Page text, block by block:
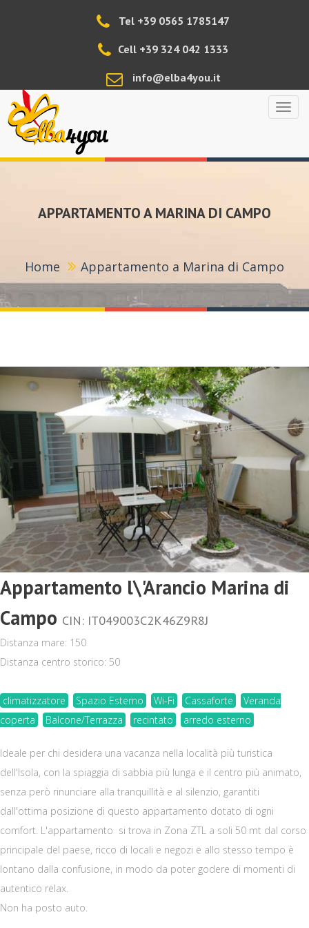
Tel +39 0565 1785147
Cell +39 324 042 1333
info@elba4you.it
APPARTAMENTO A MARINA DI CAMPO
Home Appartamento a Marina di Campo
Appartamento l\'Arancio Marina di
Campo CIN: IT049003C2K46Z9R8J
Distanza mare: 150
Distanza centro storico: 50
climatizzatore Spazio Esterno Wi-Fi Cassaforte
Veranda
coperta
Balcone/Terrazza recintato arredo esterno
Ideale per chi desidera una vacanza nella località più turistica
dell'Isola, con la spiaggia di sabbia più lunga e il centro più animato,
senza però rinunciare alla tranquillità e al silenzio, garantiti
dall'ottima posizione di questo appartamento dotato di ogni
comfort. L'appartamento si trova in Zona ZTL a soli 50 mt dal corso
principale del paese, ricco di locali e negozi e allo stesso tempo è
lontano dalla confusione, in modo da poter godere di momenti di
autentico relax.
Non ha posto auto.